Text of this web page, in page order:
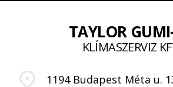
TAYLOR
KLÍMASZERVIZ
1194 Budapest Méta u.